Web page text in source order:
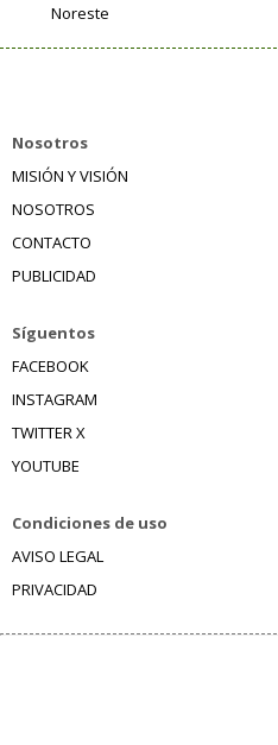
Noreste
Nosotros
MISIÓN Y VISIÓN
NOSOTROS
CONTACTO
PUBLICIDAD
Síguentos
FACEBOOK
INSTAGRAM
TWITTER X
YOUTUBE
Condiciones de uso
AVISO LEGAL
PRIVACIDAD